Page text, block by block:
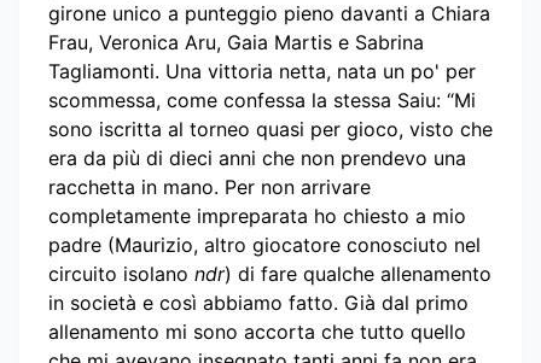
girone unico a punteggio pieno davanti a Chiara
Frau, Veronica Aru, Gaia Martis e Sabrina
Tagliamonti. Una vittoria netta, nata un po' per
scommessa, come confessa la stessa Saiu: “Mi
sono iscritta al torneo quasi per gioco, visto che
era da più di dieci anni che non prendevo una
racchetta in mano. Per non arrivare
completamente impreparata ho chiesto a mio
padre (Maurizio, altro giocatore conosciuto nel
circuito isolano ndr) di fare qualche allenamento
in società e così abbiamo fatto. Già dal primo
allenamento mi sono accorta che tutto quello